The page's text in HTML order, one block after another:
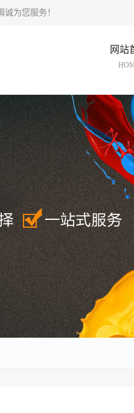
为您服务！
网站